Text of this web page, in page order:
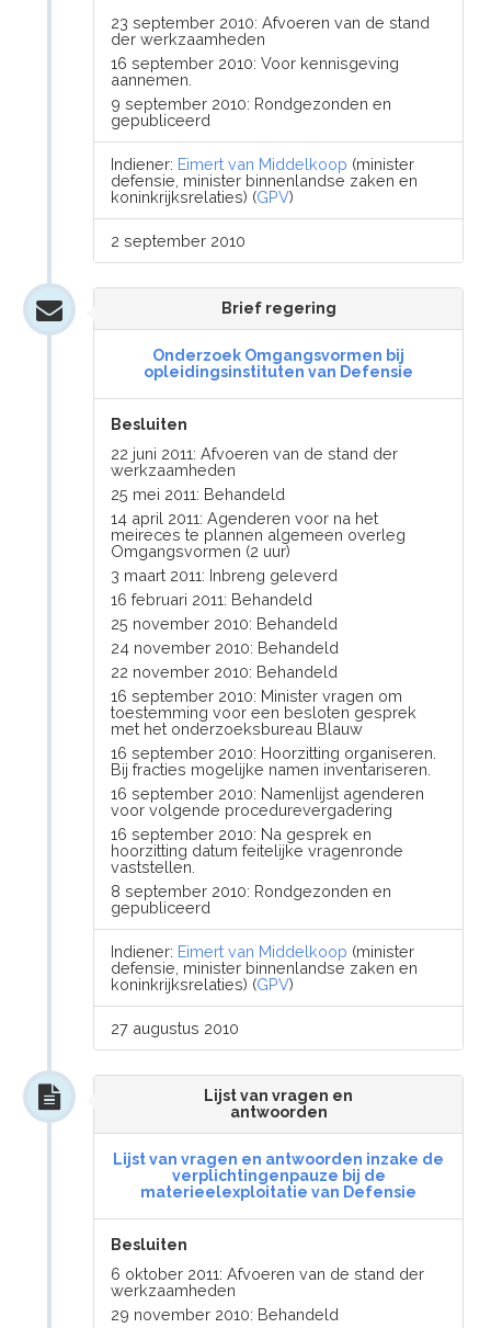
23 september 2010: Afvoeren van de stand
der werkzaamheden
16 september 2010: Voor kennisgeving
aannemen.
9 september 2010: Rondgezonden en
gepubliceerd
Indiener: Eimert van Middelkoop (minister
defensie, minister binnenlandse zaken en
koninkrijksrelaties) (GPV)
2 september 2010
Brief regering
Onderzoek Omgangsvormen bij
opleidingsinstituten van Defensie
Besluiten
22 juni 2011: Afvoeren van de stand der
werkzaamheden
25 mei 2011: Behandeld
14 april 2011: Agenderen voor na het
meireces te plannen algemeen overleg
Omgangsvormen (2 uur)
3 maart 2011: Inbreng geleverd
16 februari 2011: Behandeld
25 november 2010: Behandeld
24 november 2010: Behandeld
22 november 2010: Behandeld
16 september 2010: Minister vragen om
toestemming voor een besloten gesprek
met het onderzoeksbureau Blauw
16 september 2010: Hoorzitting organiseren.
Bij fracties mogelijke namen inventariseren.
16 september 2010: Namenlijst agenderen
voor volgende procedurevergadering
16 september 2010: Na gesprek en
hoorzitting datum feitelijke vragenronde
vaststellen.
8 september 2010: Rondgezonden en
gepubliceerd
Indiener: Eimert van Middelkoop (minister
defensie, minister binnenlandse zaken en
koninkrijksrelaties) (GPV)
27 augustus 2010
Lijst van vragen en
antwoorden
Lijst van vragen en antwoorden inzake de
verplichtingenpauze bij de
materieelexploitatie van Defensie
Besluiten
6 oktober 2011: Afvoeren van de stand der
werkzaamheden
29 november 2010: Behandeld